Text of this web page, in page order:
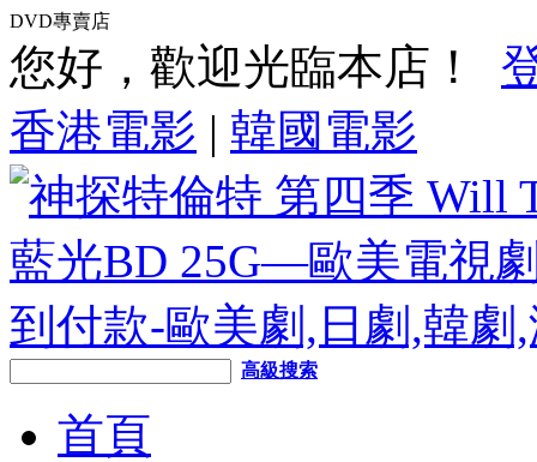
DVD專賣店
您好，歡迎光臨本店！
香港電影 | 韓國電影
高級搜索
首頁